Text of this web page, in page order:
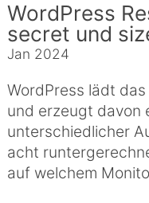
WordPress
secret und
Jan 2024
WordPress lädt
und erzeugt davon
unterschiedlicher
acht
auf welchem